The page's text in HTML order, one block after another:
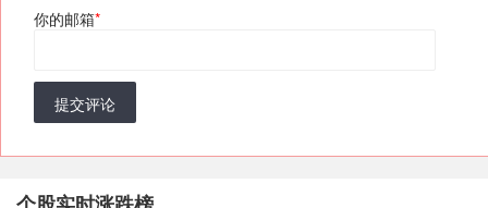
你的邮箱*
提交评论